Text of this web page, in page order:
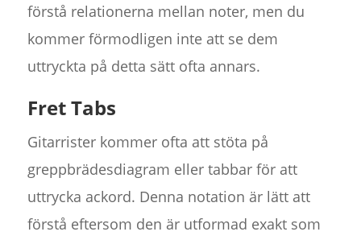
förstå relationerna mellan noter, men du
kommer förmodligen inte att se dem
uttryckta på detta sätt ofta annars.
Fret Tabs
Gitarrister kommer ofta att stöta på
greppbrädesdiagram eller tabbar för att
uttrycka ackord. Denna notation är lätt att
förstå eftersom den är utformad exakt som